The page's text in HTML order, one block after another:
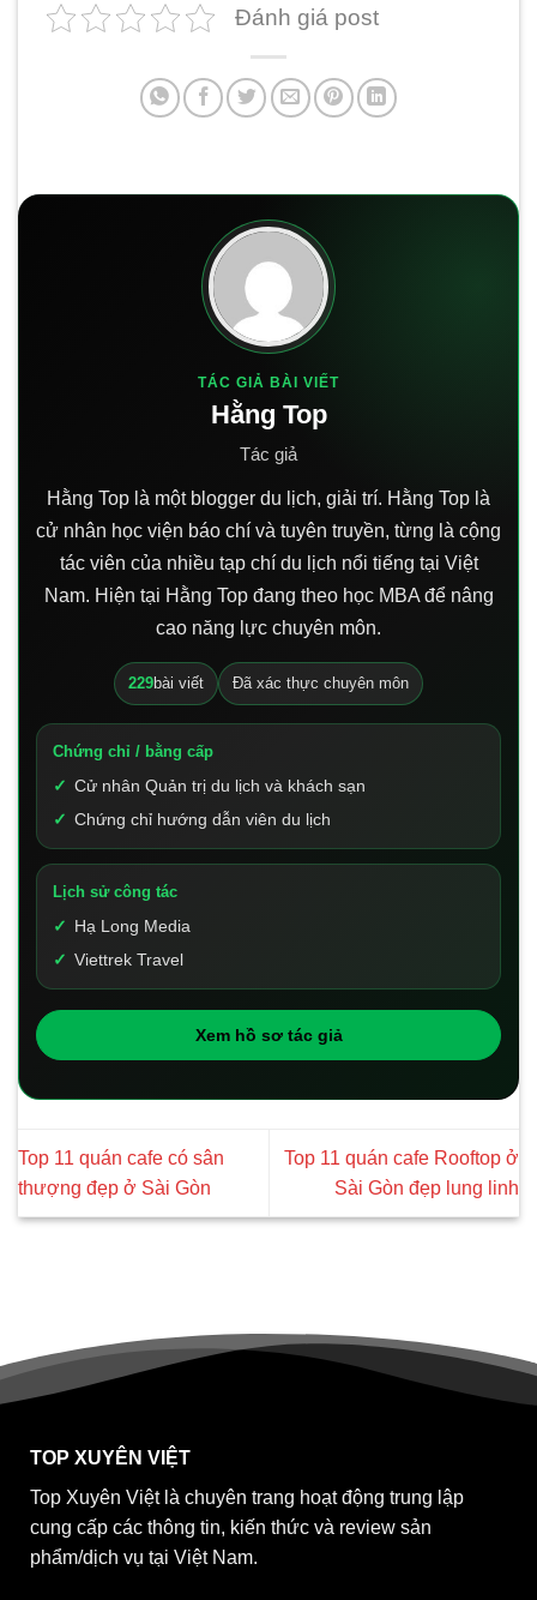
Đánh giá post
TÁC GIẢ BÀI VIẾT
Hằng Top
Tác giả
Hằng Top là một blogger du lịch, giải trí. Hằng Top là
cử nhân học viện báo chí và tuyên truyền, từng là cộng
tác viên của nhiều tạp chí du lịch nổi tiếng tại Việt
Nam. Hiện tại Hằng Top đang theo học MBA để nâng
cao năng lực chuyên môn.
229bài viết Đã xác thực chuyên môn
Chứng chỉ / bằng cấp
Cử nhân Quản trị du lịch và khách sạn
Chứng chỉ hướng dẫn viên du lịch
Lịch sử công tác
Hạ Long Media
Viettrek Travel
Xem hồ sơ tác giả
Top 11 quán cafe có sân
thượng đẹp ở Sài Gòn
Top 11 quán cafe Rooftop ở
Sài Gòn đẹp lung linh
TOP XUYÊN VIỆT
Top Xuyên Việt là chuyên trang hoạt động trung lập
cung cấp các thông tin, kiến thức và review sản
phẩm/dịch vụ tại Việt Nam.